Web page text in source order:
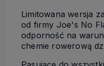
Limitowana wersja
od firmy Joe's No
odporność na
chemie rowerową